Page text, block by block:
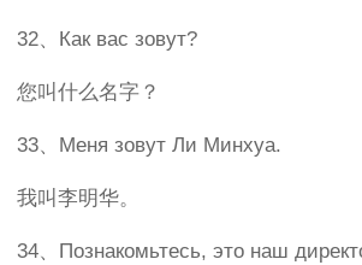
32、Как вас зовут?
您叫什么名字？
33、Меня зовут Ли Минхуа.
我叫李明华。
34、Познакомьтесь, это наш